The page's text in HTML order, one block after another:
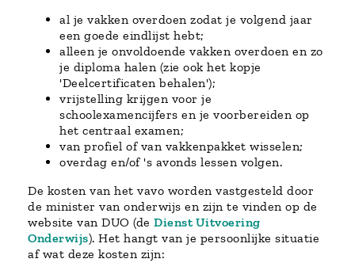
al je vakken overdoen zodat je volgend jaar
een goede eindlijst hebt;
alleen je onvoldoende vakken overdoen en zo
je diploma halen (zie ook het kopje
'Deelcertificaten behalen');
vrijstelling krijgen voor je
schoolexamencijfers en je voorbereiden op
het centraal examen;
van profiel of van vakkenpakket wisselen;
overdag en/of 's avonds lessen volgen.
De kosten van het vavo worden vastgesteld door
de minister van onderwijs en zijn te vinden op de
website van DUO (de Dienst Uitvoering
Onderwijs). Het hangt van je persoonlijke situatie
af wat deze kosten zijn: